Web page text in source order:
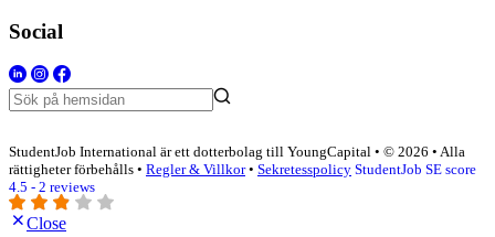
Social
StudentJob International är ett dotterbolag till YoungCapital • © 2026 • Alla
rättigheter förbehålls • Regler & Villkor• Sekretesspolicy StudentJob SE score
4.5 - 2 reviews
Close